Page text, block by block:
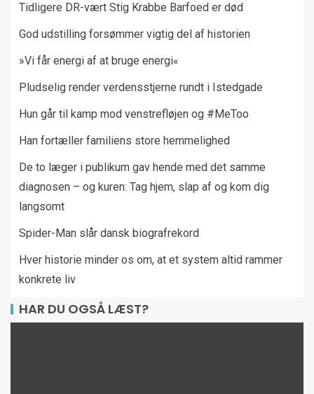
Tidligere DR-vært Stig Krabbe Barfoed er død
God udstilling forsømmer vigtig del af historien
»Vi får energi af at bruge energi«
Pludselig render verdensstjerne rundt i Istedgade
Hun går til kamp mod venstrefløjen og #MeToo
Han fortæller familiens store hemmelighed
De to læger i publikum gav hende med det samme
diagnosen – og kuren: Tag hjem, slap af og kom dig
langsomt
Spider-Man slår dansk biografrekord
Hver historie minder os om, at et system altid rammer
konkrete liv
HAR DU OGSÅ LÆST?